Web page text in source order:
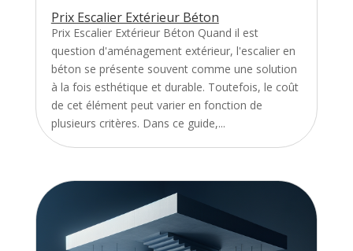
Prix Escalier Extérieur Béton
Prix Escalier Extérieur Béton Quand il est
question d'aménagement extérieur, l'escalier en
béton se présente souvent comme une solution
à la fois esthétique et durable. Toutefois, le coût
de cet élément peut varier en fonction de
plusieurs critères. Dans ce guide,...